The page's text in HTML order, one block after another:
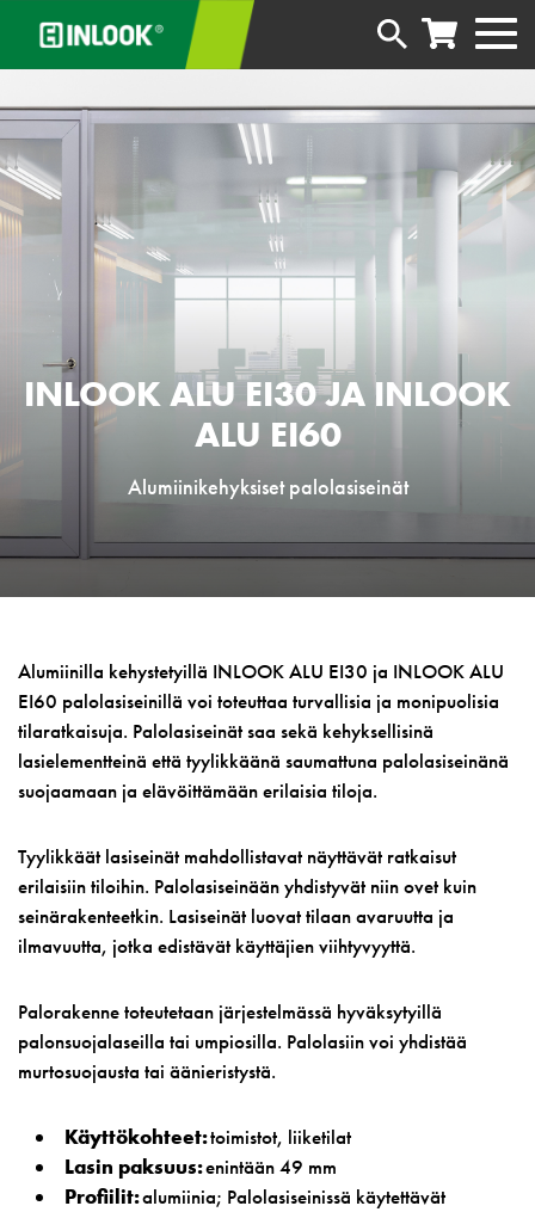
INLOOK ALU EI30 JA INLOOK
ALU EI60
Alumiinikehyksisetpalolasiseinät
Alumiinilla kehystetyillä INLOOK ALU EI30 ja INLOOK ALU
EI60 palolasiseinillä voi toteuttaa turvallisia ja monipuolisia
tilaratkaisuja. Palolasiseinät saa sekä kehyksellisinä
lasielementteinä että tyylikkäänä saumattuna palolasiseinänä
suojaamaan ja elävöittämään erilaisia tiloja.
Tyylikkäät lasiseinät mahdollistavat näyttävät ratkaisut
erilaisiin tiloihin. Palolasiseinään yhdistyvät niin ovet kuin
seinärakenteetkin. Lasiseinät luovat tilaan avaruutta ja
ilmavuutta, jotka edistävät käyttäjien viihtyvyyttä.
Palorakenne toteutetaan järjestelmässä hyväksytyillä
palonsuojalaseilla tai umpiosilla. Palolasiin voi yhdistää
murtosuojausta tai äänieristystä.
Käyttökohteet:toimistot, liiketilat
Lasin paksuus:enintään 49 mm
Profiilit:alumiinia; Palolasiseinissä käytettävät